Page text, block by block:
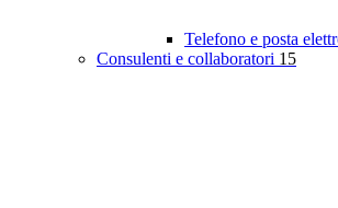
Telefono e posta
Consulenti e collaboratori 15